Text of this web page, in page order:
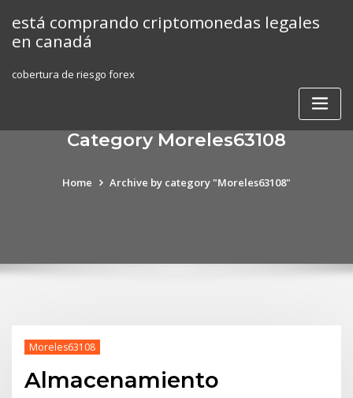
content
está comprando criptomonedas legales
en canadá
cobertura de riesgo forex
Category Moreles63108
Home Archive by category "Moreles63108"
Moreles63108
Almacenamiento